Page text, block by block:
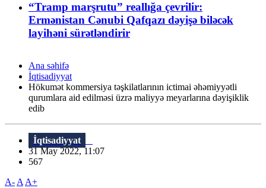
“Tramp marşrutu” reallığa çevrilir:
Ermənistan Cənubi Qafqazı dəyişə biləcək
layihəni sürətləndirir
Ana səhifə
İqtisadiyyat
Hökumət kommersiya təşkilatlarının ictimai əhəmiyyətli
qurumlara aid edilməsi üzrə maliyyə meyarlarına dəyişiklik
edib
İqtisadiyyat
31 May 2022, 11:07
567
A- A A+